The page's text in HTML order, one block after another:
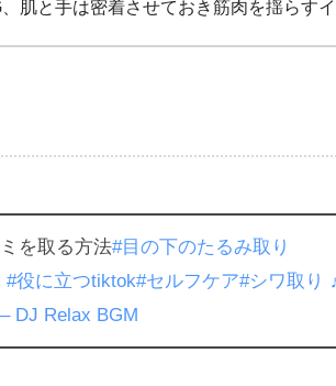
肌と手は密着させておき筋肉を揺らすイ
を取る方法#目の下のたるみ取り
#役に立つtiktok#セルフケア#シワ取り
DJ Relax BGM